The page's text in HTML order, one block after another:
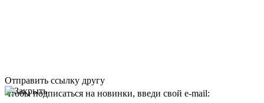
Чтобы подписаться на новинки, введи свой e-mail:
Отправить ссылку другу